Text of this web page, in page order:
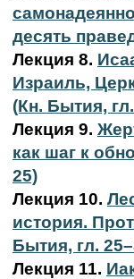
десять
Лекция 8.
Израиль,
(Кн. Бытия,
Лекция 9.
как шаг к
25)
Лекция 10.
история.
Бытия, гл.
Лекция 11.